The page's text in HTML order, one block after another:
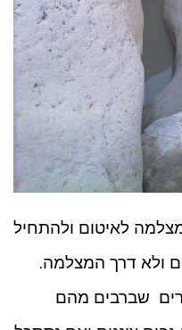
לאיטום ולהתחיל
ולא דרך המצלמה.
שברבים מהם